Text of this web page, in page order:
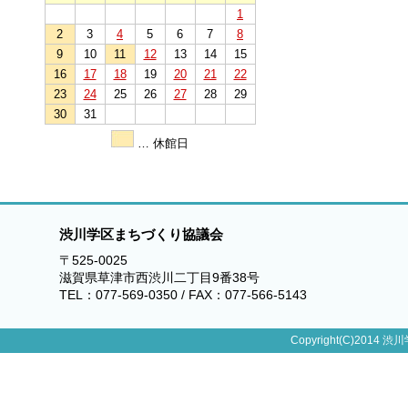
1
2
3 4 5 6 7
8
9
10 11 12 13 14
15
16
17 18 19 20 21
22
23
24 25 26 27 28
29
30
31
… 休館日
渋川学区まちづくり協議会
〒525-0025
滋賀県草津市西渋川二丁目9番38号
TEL：077-569-0350 / FAX：077-566-5143
Copyright(C)2014 渋川